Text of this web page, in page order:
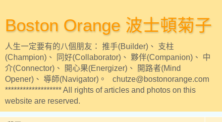
Boston Orange 波士頓菊子
人生一定要有的八個朋友： 推手(Builder)、 支柱
(Champion)、 同好(Collaborator)、 夥伴(Companion)、 中
介(Connector)、 開心果(Energizer)、 開路者(Mind
Opener)、 導師(Navigator)。 chutze@bostonorange.com
******************* All rights of articles and photos on this
website are reserved.